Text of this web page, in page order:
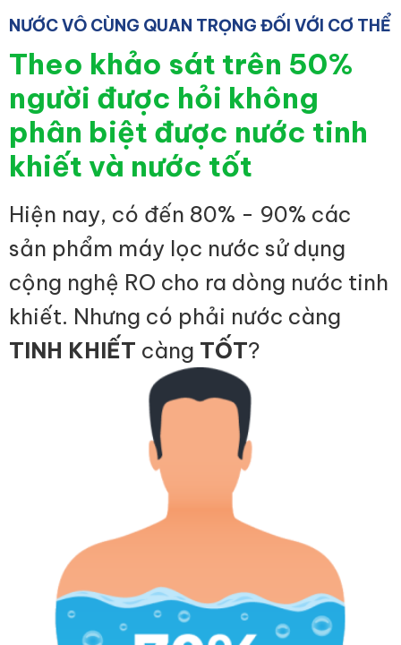
NƯỚC VÔ CÙNG QUAN TRỌNG ĐỐI VỚI CƠ THỂ
Theo khảo sát trên 50%
người được hỏi không
phân biệt được nước tinh
khiết và nước tốt
Hiện nay, có đến 80% - 90% các
sản phẩm máy lọc nước sử dụng
cộng nghệ RO cho ra dòng nước tinh
khiết. Nhưng có phải nước càng
TINH KHIẾT càng TỐT?